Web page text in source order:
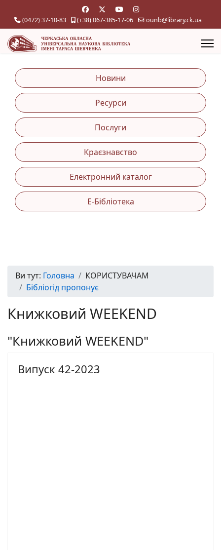
(0472) 37-10-83 (+38) 067-385-17-06 ounb@library.ck.ua
Новини
Ресурси
Послуги
Краєзнавство
Електронний каталог
Е-Бібліотека
Ви тут: Головна
КОРИСТУВАЧАМ
Бібліогід пропонує
Книжковий WEEKEND
"Книжковий WEEKEND"
Випуск 42-2023